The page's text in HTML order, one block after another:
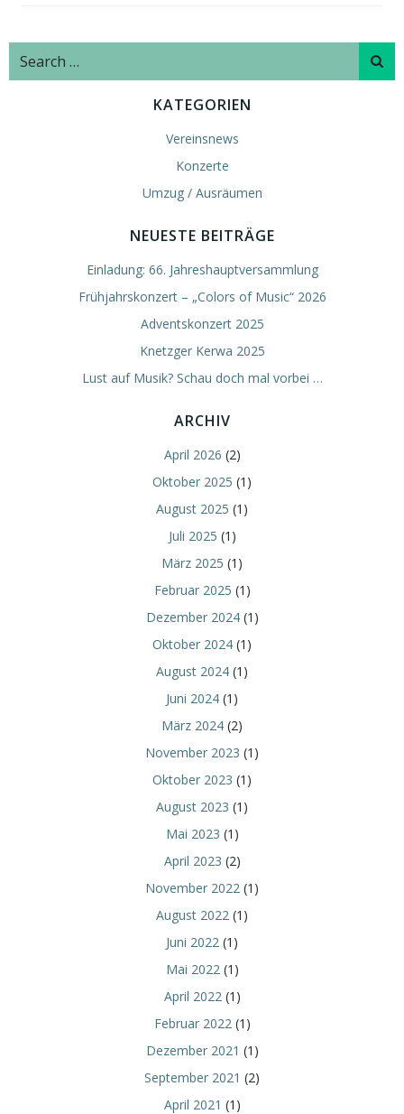
Search
KATEGORIEN
Vereinsnews
Konzerte
Umzug / Ausräumen
NEUESTE BEITRÄGE
Einladung: 66. Jahreshauptversammlung
Frühjahrskonzert – „Colors of Music“ 2026
Adventskonzert 2025
Knetzger Kerwa 2025
Lust auf Musik? Schau doch mal vorbei …
ARCHIV
April 2026 (2)
Oktober 2025 (1)
August 2025 (1)
Juli 2025 (1)
März 2025 (1)
Februar 2025 (1)
Dezember 2024(1)
Oktober 2024 (1)
August 2024 (1)
Juni 2024 (1)
März 2024 (2)
November 2023 (1)
Oktober 2023 (1)
August 2023 (1)
Mai 2023 (1)
April 2023 (2)
November 2022 (1)
August 2022 (1)
Juni 2022 (1)
Mai 2022(1)
April 2022(1)
Februar 2022(1)
Dezember 2021 (1)
September 2021 (2)
April 2021 (1)